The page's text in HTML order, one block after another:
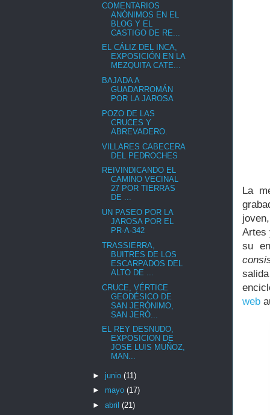
La
Artes
su
web
COMENTARIOS
ANÓNIMOS EN EL
BLOG Y EL
CASTIGO DE RE...
EL CÁLIZ DEL INCA,
EXPOSICIÓN EN LA
MEZQUITA CATE...
BAJADA A
GUADARROMÁN
POR LA JAROSA
POZO DE LAS
CRUCES Y
ABREVADERO.
VILLARES CABECERA
DEL PEDROCHES
REIVINDICANDO EL
CAMINO VECINAL
27 POR TIERRAS
DE ...
UN PASEO POR LA
JAROSA POR EL
PR-A-342
TRASSIERRA,
BUITRES DE LOS
ESCARPADOS DEL
ALTO DE ...
CRUCE, VÉRTICE
GEODÉSICO DE
SAN JERÓNIMO,
SAN JERÓ...
EL REY DESNUDO,
EXPOSICION DE
JOSE LUIS MUÑOZ,
MAN...
► junio (11)
► mayo (17)
► abril (21)